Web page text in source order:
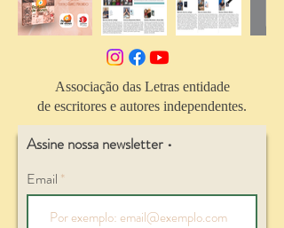
Associação das Letras entidade
de escritores e autores independentes.
Assine nossa newsletter •
Email